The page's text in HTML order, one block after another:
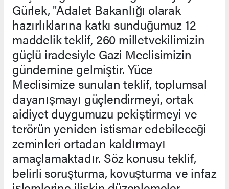
Gürlek, "Adalet Bakanlığı olarak
hazırlıklarına katkı sunduğumuz 12
maddelik teklif, 260 milletvekilimizin
güçlü iradesiyle Gazi Meclisimizin
gündemine gelmiştir. Yüce
Meclisimize sunulan teklif, toplumsal
dayanışmayı güçlendirmeyi, ortak
aidiyet duygumuzu pekiştirmeyi ve
terörün yeniden istismar edebileceği
zeminleri ortadan kaldırmayı
amaçlamaktadır. Söz konusu teklif,
belirli soruşturma, kovuşturma ve infaz